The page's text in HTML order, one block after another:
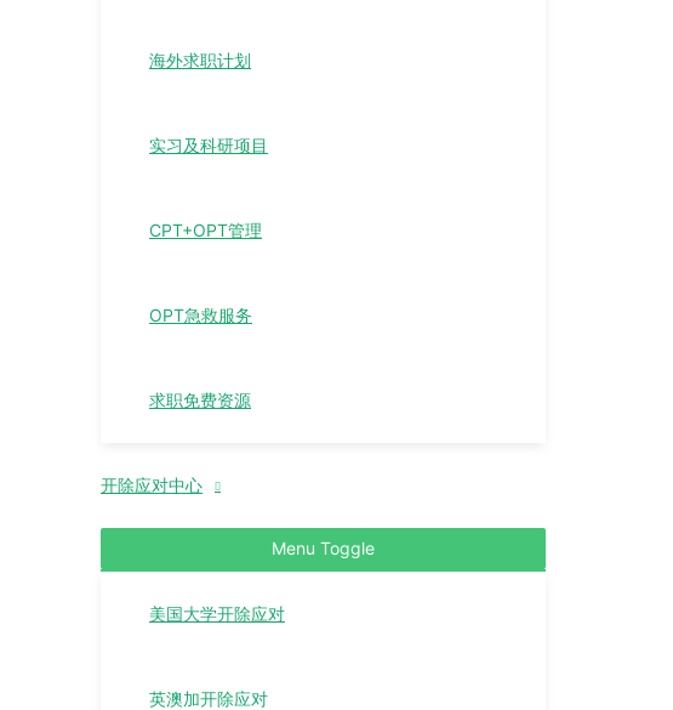
海外求职计划
实习及科研项目
CPT+OPT管理
OPT急救服务
求职免费资源
开除应对中心
Menu Toggle
美国大学开除应对
英澳加开除应对